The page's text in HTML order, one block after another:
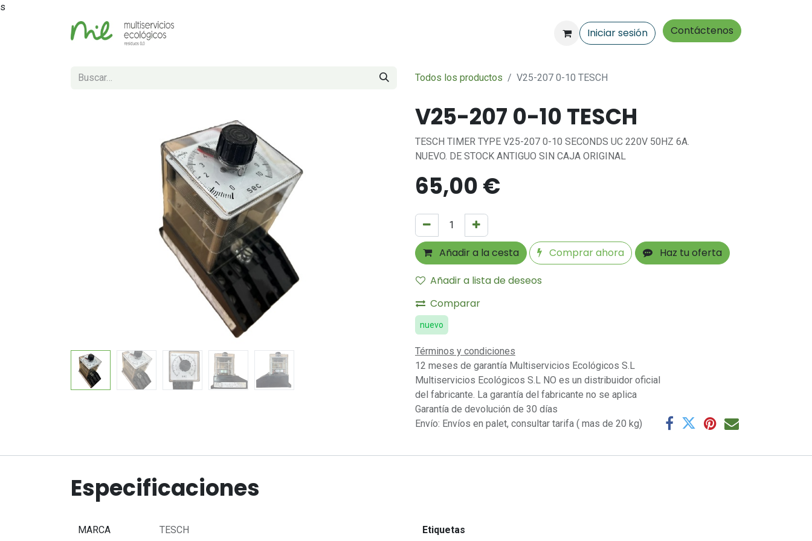
s
Iniciar sesión Contáctenos
Todos los productos V25-207 0-10 TESCH
V25-207 0-10 TESCH
TESCH TIMER TYPE V25-207 0-10 SECONDS UC 220V 50HZ 6A.
NUEVO. DE STOCK ANTIGUO SIN CAJA ORIGINAL
65,00€
Añadir a la cesta Comprar ahora
Haz tu oferta
Añadir a lista de deseos
Comparar
nuevo
Términos y condiciones
12 meses de garantía Multiservicios Ecológicos S.L
Multiservicios Ecológicos S.L NO es un distribuidor oficial
del fabricante. La garantía del fabricante no se aplica
Garantía de devolución de 30 días
Envío: Envíos en palet, consultar tarifa ( mas de 20 kg)
Especificaciones
MARCA TESCH Etiquetas